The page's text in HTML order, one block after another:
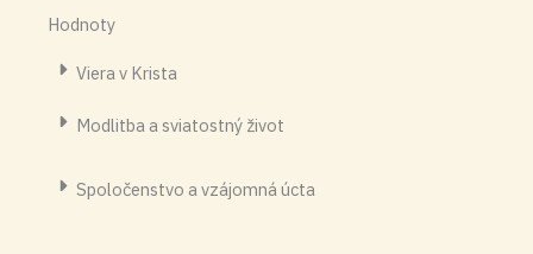
Hodnoty
Viera v Krista
Modlitba a sviatostný život
Spoločenstvo a vzájomná úcta